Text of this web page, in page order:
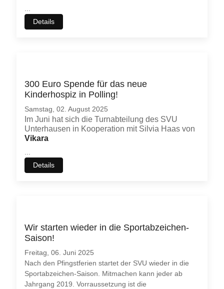
Details
300 Euro Spende für das neue
Kinderhospiz in Polling!
Samstag, 02. August 2025
Im Juni hat sich die Turnabteilung des SVU
Unterhausen in Kooperation mit Silvia Haas von
Vikara
Details
Wir starten wieder in die Sportabzeichen-
Saison!
Freitag, 06. Juni 2025
Nach den Pfingstferien startet der SVU wieder in die
Sportabzeichen-Saison. Mitmachen kann jeder ab
Jahrgang 2019. Vorraussetzung ist die